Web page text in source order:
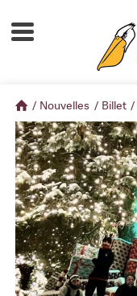
Accueil
Calendrier d'activités
Boutique
Devenir membre
/ Nouvelles / Billet /